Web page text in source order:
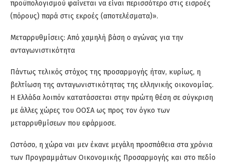
προϋπολογισμού φαίνεται να είναι περισσότερο στις εισροές
(πόρους) παρά στις εκροές (αποτελέσματα)».
Μεταρρυθμίσεις: Από χαμηλή βάση ο αγώνας για την
ανταγωνιστικότητα
Πάντως τελικός στόχος της προσαρμογής ήταν, κυρίως, η
βελτίωση της ανταγωνιστικότητας της ελληνικής οικονομίας.
Η Ελλάδα λοιπόν κατατάσσεται στην πρώτη θέση σε σύγκριση
με άλλες χώρες του ΟΟΣΑ ως προς τον όγκο των
μεταρρυθμίσεων που εφάρμοσε.
Ωστόσο, η χώρα ναι μεν έκανε μεγάλη προσπάθεια στα χρόνια
των Προγραμμάτων Οικονομικής Προσαρμογής και στο πεδίο